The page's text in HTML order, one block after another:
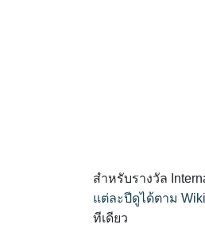
สำหรับรางวัล
แต่ละปีดูได้ตาม Wiki
ทีเดียว